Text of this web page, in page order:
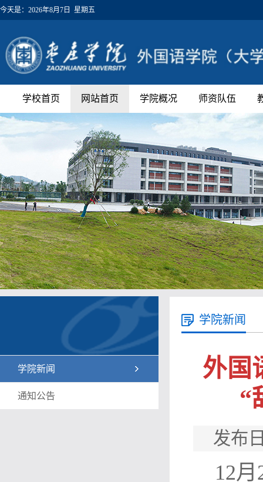
今天是： 2026年8月7日 星期五
学校首页 网站首页 学院概况 师资队伍
学院新闻
通知公告
学院新闻
外国
“
发布
12